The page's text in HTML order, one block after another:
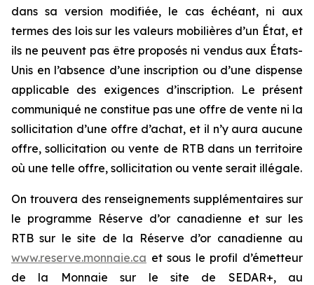
dans sa version modifiée, le cas échéant, ni aux
termes des lois sur les valeurs mobilières d’un État, et
ils ne peuvent pas être proposés ni vendus aux États-
Unis en l’absence d’une inscription ou d’une dispense
applicable des exigences d’inscription. Le présent
communiqué ne constitue pas une offre de vente ni la
sollicitation d’une offre d’achat, et il n’y aura aucune
offre, sollicitation ou vente de RTB dans un territoire
où une telle offre, sollicitation ou vente serait illégale.
On trouvera des renseignements supplémentaires sur
le programme Réserve d’or canadienne et sur les
RTB sur le site de la Réserve d’or canadienne au
www.reserve.monnaie.ca et sous le profil d’émetteur
de la Monnaie sur le site de SEDAR+, au